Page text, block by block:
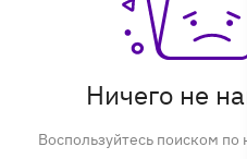
Ничего не
Воспользуйтесь поиском по